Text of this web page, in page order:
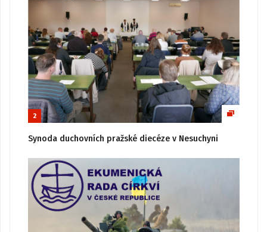
2
Synoda duchovních pražské diecéze v Nesuchyni